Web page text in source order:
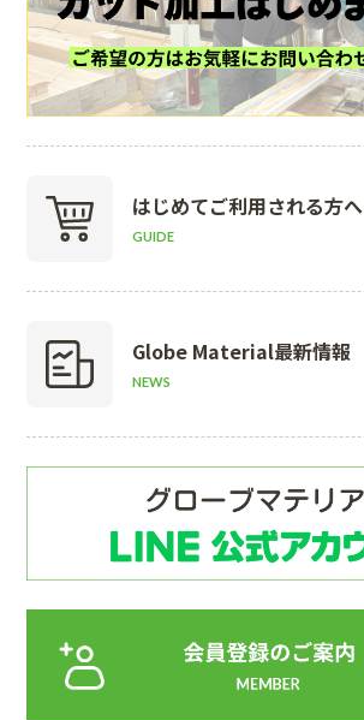
はじめてご利用される方へ
GUIDE
Globe Material最新情報
NEWS